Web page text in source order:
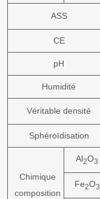
ASS
CE
pH
Humidité
Véritable densité
Sphéroïdisation
Chimique
composition
Al2O3
Fe2O3